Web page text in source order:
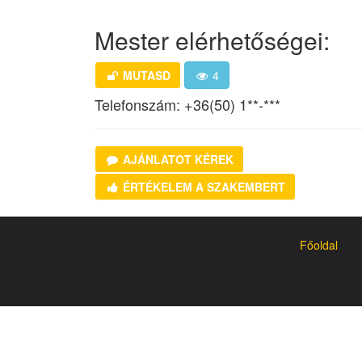
Mester elérhetőségei:
MUTASD 4
Telefonszám: +36(50) 1**-***
AJÁNLATOT KÉREK
ÉRTÉKELEM A SZAKEMBERT
Főoldal